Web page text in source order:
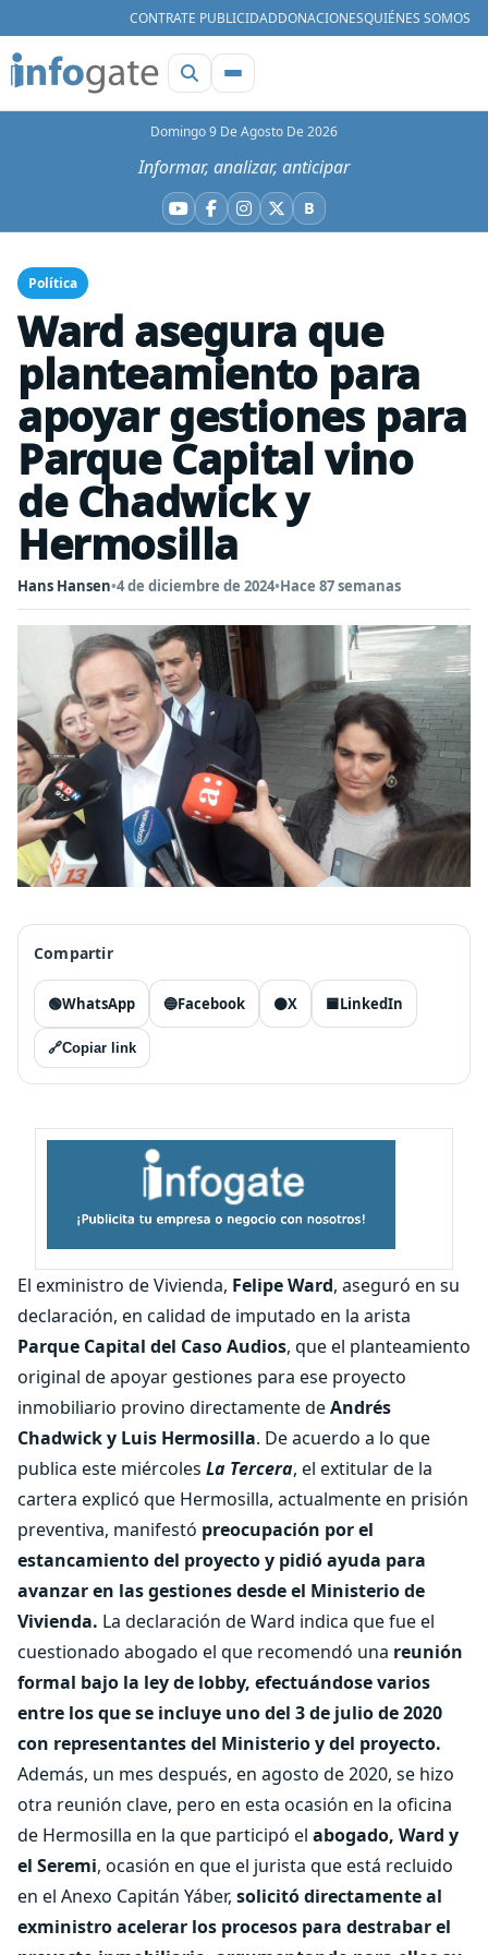
CONTRATE PUBLICIDADDONACIONESQUIÉNES SOMOS
Domingo 9 De Agosto De 2026
Informar, analizar, anticipar
YouTube
Facebook
Instagram
X BBluesky
Política
Ward asegura que
planteamiento para
apoyar gestiones para
Parque Capital vino
de Chadwick y
Hermosilla
Hans Hansen•4 de diciembre de 2024•Hace 87 semanas
Compartir
🟢WhatsApp 🔵Facebook ⚫X 🟦LinkedIn
🔗Copiar link
El exministro de Vivienda, Felipe Ward, aseguró en su
declaración, en calidad de imputado en la arista
Parque Capital del Caso Audios, que el planteamiento
original de apoyar gestiones para ese proyecto
inmobiliario provino directamente deAndrés
Chadwick y Luis Hermosilla. De acuerdo a lo que
publica este miércoles La Tercera, el extitular de la
cartera explicó que Hermosilla, actualmente en prisión
preventiva, manifestó preocupación por el
estancamiento del proyecto y pidió ayuda para
avanzar en las gestiones desde el Ministerio de
Vivienda. La declaración de Ward indica que fue el
cuestionado abogado el que recomendó una reunión
formal bajo la ley de lobby, efectuándose varios
entre los que se incluye uno del 3 de julio de 2020
con representantes del Ministerio y del proyecto.
Además, un mes después, en agosto de 2020, se hizo
otra reunión clave, pero en esta ocasión en la oficina
de Hermosilla en la que participó el abogado, Ward y
el Seremi, ocasión en que el jurista que está recluido
en el Anexo Capitán Yáber, solicitó directamente al
exministro acelerar los procesos para destrabar el